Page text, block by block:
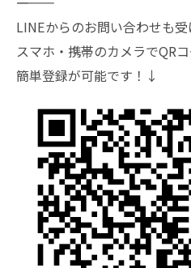
LINEからのお問い合わせも受
スマホ・携帯のカメラでQR
簡単登録が可能です！↓